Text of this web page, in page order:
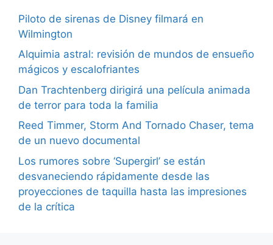
Piloto de sirenas de Disney filmará en
Wilmington
Alquimia astral: revisión de mundos de ensueño
mágicos y escalofriantes
Dan Trachtenberg dirigirá una película animada
de terror para toda la familia
Reed Timmer, Storm And Tornado Chaser, tema
de un nuevo documental
Los rumores sobre ‘Supergirl’ se están
desvaneciendo rápidamente desde las
proyecciones de taquilla hasta las impresiones
de la crítica